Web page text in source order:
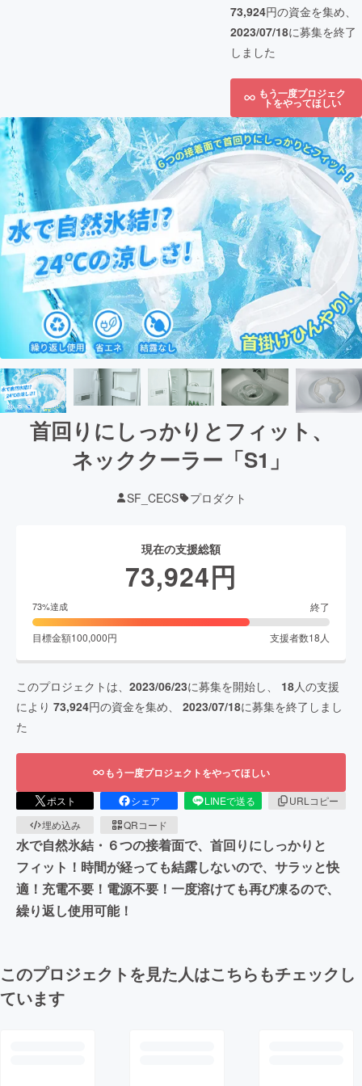
73,924円の資金を集め、
2023/07/18に募集を終了
しました
もう一度プロジェク
トをやってほしい
首回りにしっかりとフィット、
ネッククーラー「S1」
SF_CECS プロダクト
現在の支援総額
73,924円
73%達成 終了
目標金額100,000円 支援者数18 人
このプロジェクトは、 2023/06/23に募集を開始し、 18人の支援
により 73,924円の資金を集め、 2023/07/18に募集を終了しまし
た
もう一度プロジェクトをやってほしい
ポスト シェア LINEで送る
URLコピー
埋め込み
QRコード
水で自然氷結・６つの接着面で、首回りにしっかりと
フィット！時間が経っても結露しないので、サラッと快
適！充電不要！電源不要！一度溶けても再び凍るので、
繰り返し使用可能！
このプロジェクトを見た人はこちらもチェックし
ています